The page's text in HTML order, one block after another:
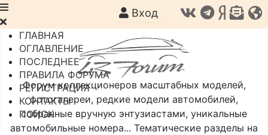
Форум коллекционеров масштабных моделей,
фотогалереи, редкие модели автомобилей,
собранные вручную энтузиастами, уникальные
автомобильные номера... Тематические разделы на
Вход
ГЛАВНАЯ
ОГЛАВЛЕНИЕ
ПОСЛЕДНЕЕ
ПРАВИЛА ФОРУМА
РЕГИСТРАЦИЯ
КОНТАКТЫ
ПОИСК